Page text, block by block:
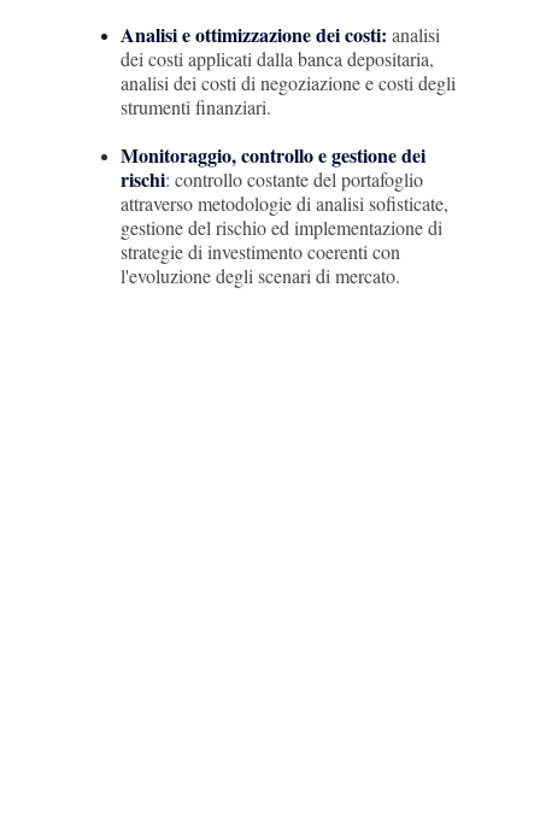
Analisi e ottimizzazione dei costi: analisi
dei costi applicati dalla banca depositaria,
analisi dei costi di negoziazione e costi degli
strumenti finanziari.
Monitoraggio, controllo e gestione dei
rischi: controllo costante del portafoglio
attraverso metodologie di analisi sofisticate,
gestione del rischio ed implementazione di
strategie di investimento coerenti con
l'evoluzione degli scenari di mercato.